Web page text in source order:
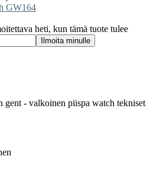
GW164
heti, kun tämä tuote tulee
- valkoinen piispa watch tekniset